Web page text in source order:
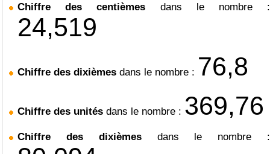
Chiffre des centièmes dans le nombre :
24,519
Chiffre des dixièmes dans le nombre : 76,8
Chiffre des unités dans le nombre : 369,76
Chiffre des dixièmesdans le nombre :